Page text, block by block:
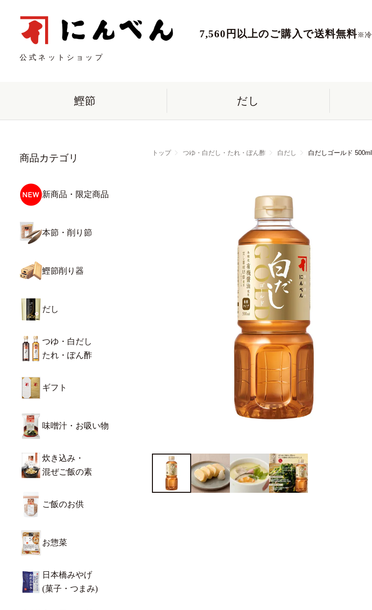
7,560円以上のご購入で送料無料※冷
公式ネットショップ
鰹節 だし
商品カテゴリ
新商品・限定商品
本節・削り節
鰹節削り器
だし
つゆ・白だし
たれ・ぽん酢
ギフト
味噌汁・お吸い物
炊き込み・
混ぜご飯の素
ご飯のお供
お惣菜
日本橋みやげ
(菓子・つまみ)
トップ つゆ・白だし・たれ・ぽん酢 白だし 白だしゴールド